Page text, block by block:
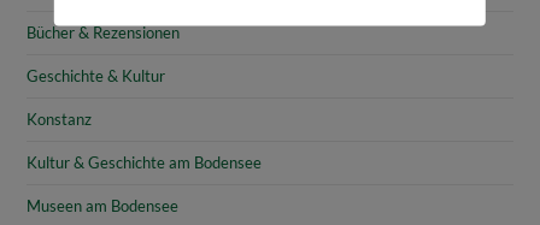
Bücher & Rezensionen
Geschichte & Kultur
Konstanz
Kultur & Geschichte am Bodensee
Museen am Bodensee